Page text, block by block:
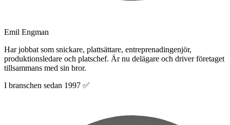
Emil Engman
Har jobbat som snickare, plattsättare, entreprenadingenjör,
produktionsledare och platschef. Är nu delägare och driver företaget
tillsammans med sin bror.
I branschen sedan 1997 ✅